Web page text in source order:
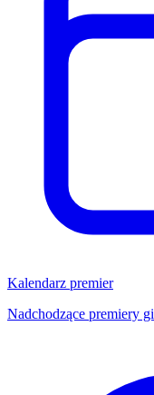
Kalendarz premier
Nadchodzące premiery